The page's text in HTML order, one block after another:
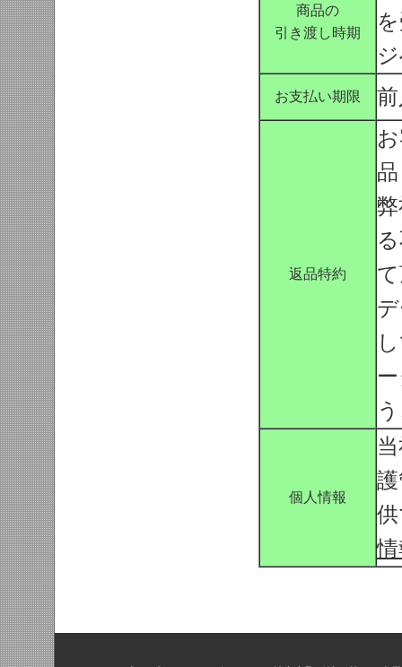
商品の
引き渡し時期
お支払い期限
返品特約
個人情報